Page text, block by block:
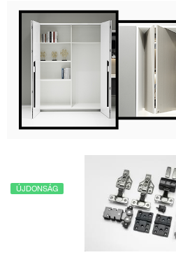
ÚJDONSÁG